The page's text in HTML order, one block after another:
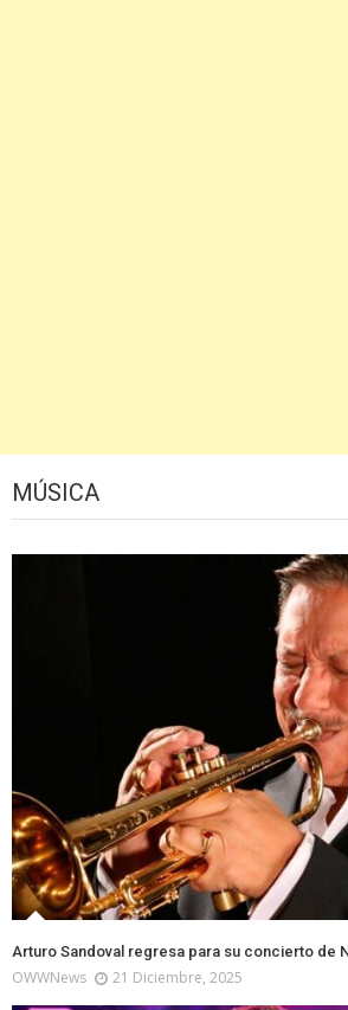
MÚSICA
Arturo Sandoval regresa para su concierto de
OWWNews 21 Diciembre, 2025